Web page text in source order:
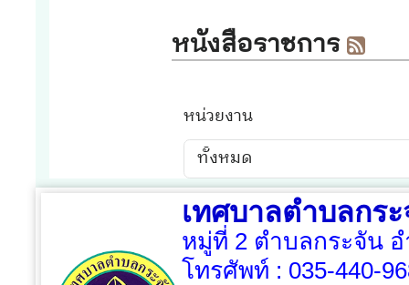
เทศบาลตำบลกร
หมู่ที่ 2 ตำบลกระจัน
โทรศัพท์ : 035-440-